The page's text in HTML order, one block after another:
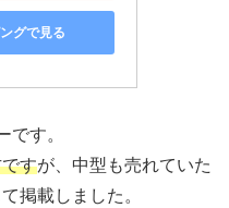
グで見る
です。
すが、中型も売れていた
掲載しました。